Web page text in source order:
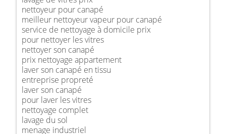
nettoyeur pour canapé
meilleur nettoyeur vapeur pour canapé
service de nettoyage à domicile prix
pour nettoyer les vitres
nettoyer son canapé
prix nettoyage appartement
laver son canapé en tissu
entreprise propreté
laver son canapé
pour laver les vitres
nettoyage complet
lavage du sol
menage industriel